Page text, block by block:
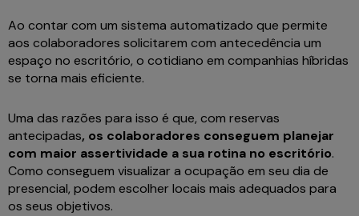
Ao contar com um sistema automatizado que permite
aos colaboradores solicitarem com antecedência um
espaço no escritório, o cotidiano em companhias híbridas
se torna mais eficiente.
Uma das razões para isso é que, com reservas
antecipadas, os colaboradores conseguem planejar
com maior assertividade a sua rotina no escritório.
Como conseguem visualizar a ocupação em seu dia de
presencial, podem escolher locais mais adequados para
os seus objetivos.